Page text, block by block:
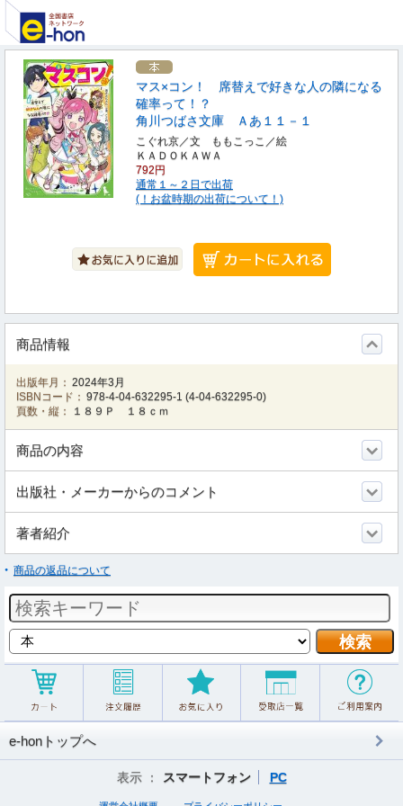
マス×コン！ 席替えで好きな人の隣になる
確率って！？
角川つばさ文庫 Ａあ１１－１
こぐれ京／文 ももこっこ／絵
ＫＡＤＯＫＡＷＡ
792円
通常１～２日で出荷
(！お盆時期の出荷について！)
商品情報
出版年月： 2024年3月
ISBNコード： 978-4-04-632295-1 (4-04-632295-0)
頁数・縦：
１８９Ｐ １８ｃｍ
商品の内容
出版社・メーカーからのコメント
著者紹介
商品の返品について
e-honトップへ
表示 ： スマートフォン PC